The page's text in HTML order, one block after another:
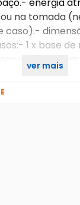
na tomada
caso).-
1 x base
ver mais